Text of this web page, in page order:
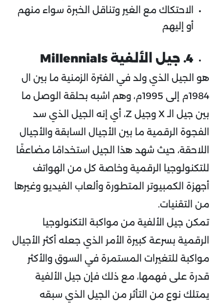
الاحتكاك مع الغير وتناقل الخبرة سواء منهم
أو إليهم
4. جيل الألفية Millennials
هو الجيل الذي ولد في الفترة الزمنية ما بين ال
1984م إلى 1995م، وهم اشبه بحلقة الوصل ما
بين جيل الـ X وجيل Z، أي إنه الجيل الذي سد
الفجوة الرقمية ما بين الأجيال السابقة والأجيال
اللاحقة، حيث شهد هذا الجيل استخدامًا مضاعفًا
للتكنولوجيا الرقمية وخاصة كل من الهواتف
أجهزة الكمبيوتر المتطورة وألعاب الفيديو وغيرها
من التقنيات.
تمكن جيل الألفية من مواكبة التكنولوجيا
الرقمية بسرعة كبيرة الأمر الذي جعله أكثر الأجيال
مواكبة للتغيرات المستمرة في السوق والأكثر
قدرة على فهمها، مع ذلك فإن جيل الألفية
يمتلك نوع من التأثر من الجيل الذي سبقه